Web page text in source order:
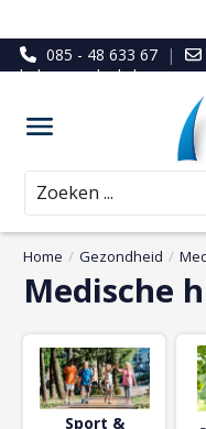
085 - 48 633 67 |
ledenvoordeel.nl
Zoeken
Home / Gezondheid /
Medische
Sport &